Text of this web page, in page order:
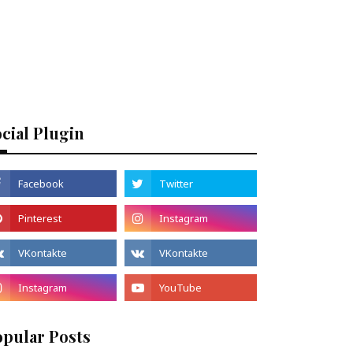
Plugin
Posts